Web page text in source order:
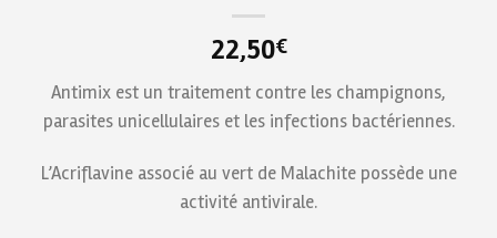
22,50€
Antimix est un traitement contre les champignons,
parasites unicellulaires et les infections bactériennes.
L’Acriflavine associé au vert de Malachite possède une
activité antivirale.